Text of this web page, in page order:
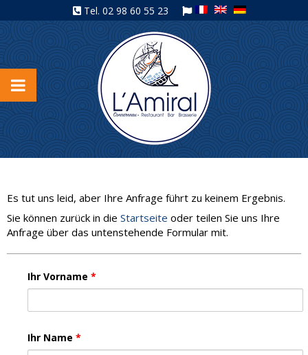
Tel. 02 98 60 55 23
Es tut uns leid, aber Ihre Anfrage führt zu keinem Ergebnis.
Sie können zurück in die Startseite oder teilen Sie uns Ihre
Anfrage über das untenstehende Formular mit.
Ihr Vorname *
Ihr Name *